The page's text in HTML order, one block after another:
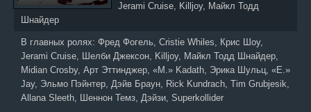
Jerami Cruise, Killjoy, Майкл Тодд
Шнайдер
В главных ролях: Фред Фогель, Cristie Whiles, Крис Шоу,
Jerami Cruise, Шелби Джексон, Killjoy, Майкл Тодд Шнайдер,
Midian Crosby, Арт Эттинджер, «M.» Kadath, Эрика Шульц, «E.»
Jay, Эльмо Пэйнтер, Дэйв Браун, Rick Kundrach, Tim Grubjesik,
Allana Sleeth, Шеннон Темз, Дэйзи, Superkollider